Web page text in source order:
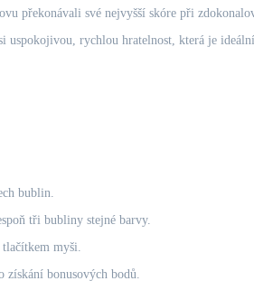
překonávali své nejvyšší skóre při
uspokojivou, rychlou hratelnost, která je
bublin.
tři bubliny stejné barvy.
myši.
získání bonusových bodů.